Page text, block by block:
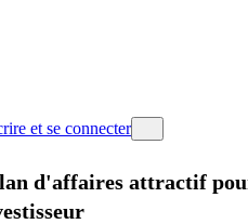
et se connecter
d'affaires attractif